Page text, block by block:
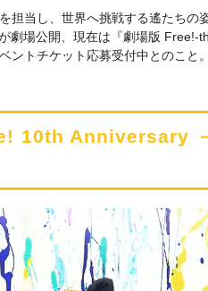
担当し、世界へ挑戦する遙たち
劇場公開、現在は『劇場版 Free!-
ントチケット応募受付中とのこと
10th Anniversary